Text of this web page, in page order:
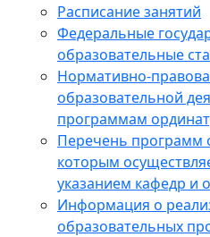
Расписание занятий
Федеральные
образовательные
Нормативно-
образовательной
программам
Перечень программ
которым
указанием кафедр и
Информация о
образовательных